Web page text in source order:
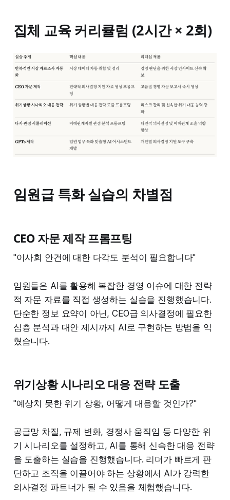
집체 교육 커리큘럼 (2시간 × 2회)
임원급 특화 실습의 차별점
CEO 자문 제작 프롬프팅
"이사회 안건에 대한 다각도 분석이 필요합니다"
임원들은 AI를 활용해 복잡한 경영 이슈에 대한 전략
적 자문 자료를 직접 생성하는 실습을 진행했습니다.
단순한 정보 요약이 아닌, CEO급 의사결정에 필요한
심층 분석과 대안 제시까지 AI로 구현하는 방법을 익
혔습니다.
위기상황 시나리오 대응 전략 도출
"예상치 못한 위기 상황, 어떻게 대응할 것인가?"
공급망 차질, 규제 변화, 경쟁사 움직임 등 다양한 위
기 시나리오를 설정하고, AI를 통해 신속한 대응 전략
을 도출하는 실습을 진행했습니다. 리더가 빠르게 판
단하고 조직을 이끌어야 하는 상황에서 AI가 강력한
의사결정 파트너가 될 수 있음을 체험했습니다.